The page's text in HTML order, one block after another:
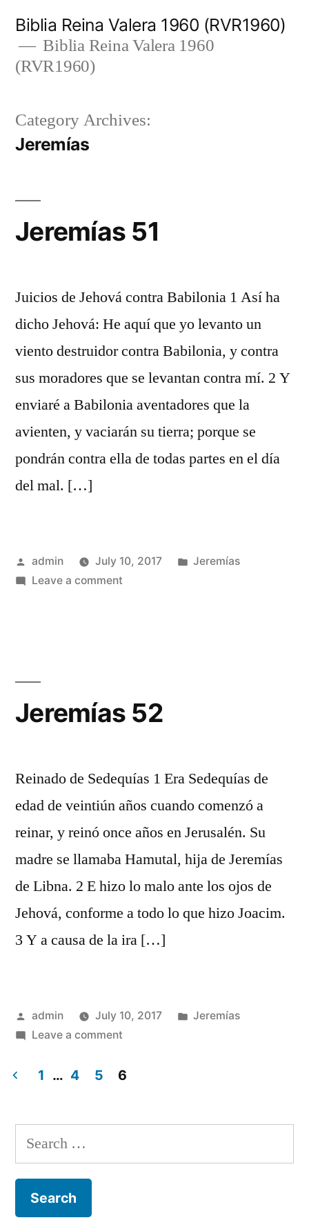
content
Biblia Reina Valera 1960 (RVR1960)
Biblia Reina Valera 1960
(RVR1960)
Category Archives:
Jeremías
Jeremías 51
Juicios de Jehová contra Babilonia 1 Así ha
dicho Jehová: He aquí que yo levanto un
viento destruidor contra Babilonia, y contra
sus moradores que se levantan contra mí. 2 Y
enviaré a Babilonia aventadores que la
avienten, y vaciarán su tierra; porque se
pondrán contra ella de todas partes en el día
del mal. […]
Posted
by
admin July 10, 2017
Posted
Jeremías
Leave a commenton
Jeremías 52
Reinado de Sedequías 1 Era Sedequías de
edad de veintiún años cuando comenzó a
reinar, y reinó once años en Jerusalén. Su
madre se llamaba Hamutal, hija de Jeremías
de Libna. 2 E hizo lo malo ante los ojos de
Jehová, conforme a todo lo que hizo Joacim.
3 Y a causa de la ira […]
Posted
by
admin July 10, 2017
Posted
Jeremías
Leave a commenton
52
navigation
1 … 4 5 6
Search
for: